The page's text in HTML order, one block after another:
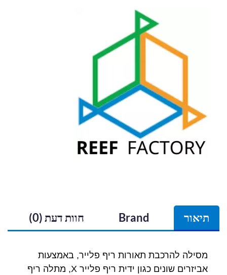
תיאור Brand חוות דעת (0)
מסילה להרכבת תאורות ריף פלייר, באמצעות
אביזרים שונים כגון ידית ריף פלייר X, מתלה ריף